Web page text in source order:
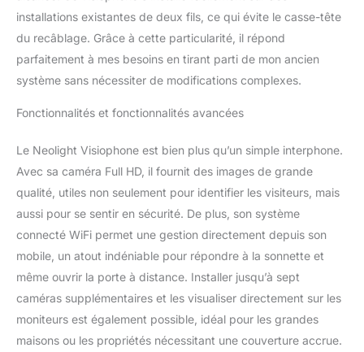
NOCTURNE - Profitez
d'une vue claire de jour
comme de nuit avec une
caméra professionnelle
panneau d'appel. Le
métal de haute qualité
avec un insert acrylique
noir, et le bouton et la
plaque signalétique sont
éclairés. Une serrure
électrique peut être
connectée au panneau
sans alimentation
électrique
supplémentaire et sans
portail. La porte peut être
téléphone ou d'un
installations existantes de deux fils, ce qui évite le casse-tête
du recâblage. Grâce à cette particularité, il répond
parfaitement à mes besoins en tirant parti de mon ancien
système sans nécessiter de modifications complexes.
Fonctionnalités et fonctionnalités avancées
Le Neolight Visiophone est bien plus qu’un simple interphone.
Avec sa caméra Full HD, il fournit des images de grande
qualité, utiles non seulement pour identifier les visiteurs, mais
aussi pour se sentir en sécurité. De plus, son système
connecté WiFi permet une gestion directement depuis son
mobile, un atout indéniable pour répondre à la sonnette et
même ouvrir la porte à distance. Installer jusqu’à sept
caméras supplémentaires et les visualiser directement sur les
moniteurs est également possible, idéal pour les grandes
maisons ou les propriétés nécessitant une couverture accrue.